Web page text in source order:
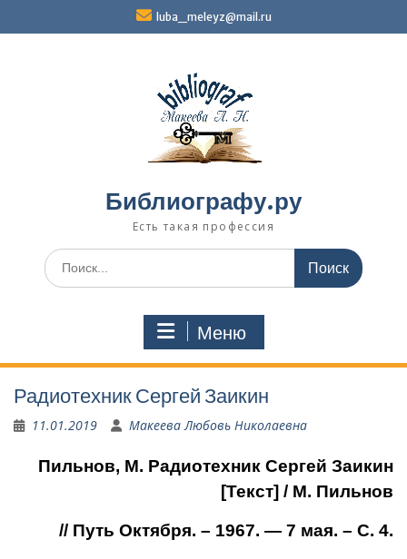
luba_meleyz@mail.ru
Библиографу.ру
Есть такая профессия
Поиск
по:
Меню
Радиотехник Сергей Заикин
11.01.2019 Макеева Любовь Николаевна
Пильнов, М. Радиотехник Сергей Заикин
[Текст] / М. Пильнов
// Путь Октября. – 1967. — 7 мая. – С. 4.